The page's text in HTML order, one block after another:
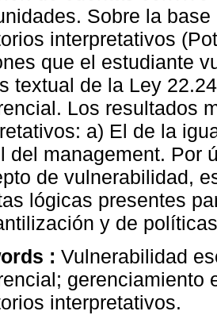
Sobre la
interpretativos
que el estudiante
textual de la Ley
Los resultados
a) El de la
del management. Por
de vulnerabilidad,
lógicas presentes
y de
: Vulnerabilidad
gerenciamiento
interpretativos.